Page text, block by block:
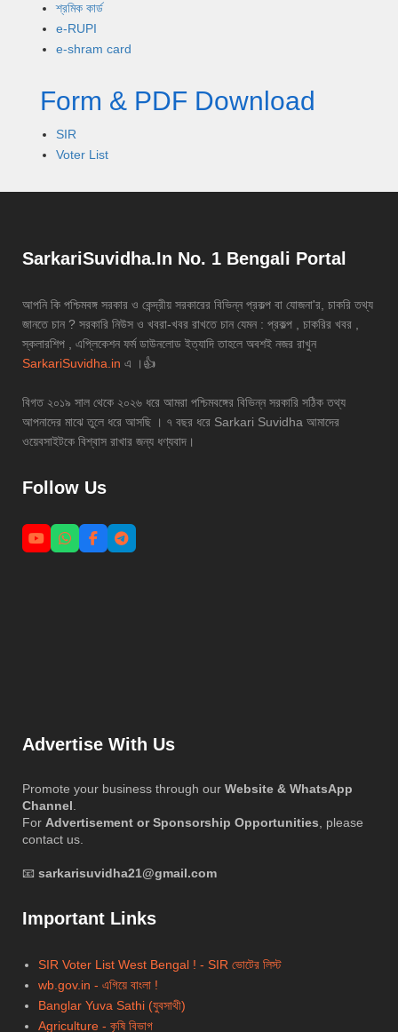
শ্রমিক কার্ড
e-RUPI
e-shram card
Form & PDF Download
SIR
Voter List
SarkariSuvidha.In No. 1 Bengali Portal
আপনি কি পশ্চিমবঙ্গ সরকার ও কেন্দ্রীয় সরকারের বিভিন্ন প্রকল্প বা যোজনা'র, চাকরি তথ্য
জানতে চান ? সরকারি নিউস ও খবরা-খবর রাখতে চান যেমন : প্রকল্প , চাকরির খবর ,
স্কলারশিপ , এপ্লিকেশন ফর্ম ডাউনলোড ইত্যাদি তাহলে অবশই নজর রাখুন
SarkariSuvidha.in এ ।👍
বিগত ২০১৯ সাল থেকে ২০২৬ ধরে আমরা পশ্চিমবঙ্গের বিভিন্ন সরকারি সঠিক তথ্য
আপনাদের মাঝে তুলে ধরে আসছি । ৭ বছর ধরে Sarkari Suvidha আমাদের
ওয়েবসাইটকে বিশ্বাস রাখার জন্য ধণ্যবাদ।
Follow Us
Advertise With Us
Promote your business through our Website & WhatsApp
Channel
For Advertisement or Sponsorship Opportunities , please
contact us.
📧 sarkarisuvidha21@gmail.com
Important Links
SIR Voter List West Bengal ! - SIR ভোটের লিস্ট
wb.gov.in - এগিয়ে বাংলা !
Banglar Yuva Sathi (যুবসাথী)
Agriculture - কৃষি বিভাগ